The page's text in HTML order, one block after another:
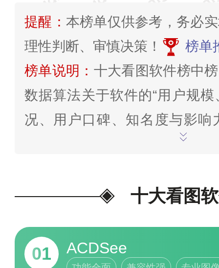
提醒： 本榜单仅供参考，务必
理性判断、审慎决策！
榜单
榜单说明： 十大看图软件榜中
数据算法关于软件的“用户规
况、用户口碑、知名度与影响
况”等因素综合判断得分系统
绍，仅限于参考交流，其运营
十大看图
01 ACDSee